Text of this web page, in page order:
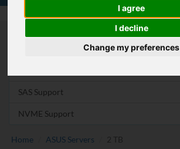
I agree
I decline
Change my preferences
SAS Support
NVME Support
Home ASUS Servers 2 TB